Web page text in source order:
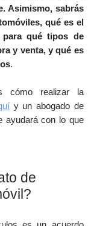
Asimismo, sabrás
qué es el
para qué tipos de
y venta, y qué es
.
cómo realizar la
y un abogado de
ayudará con lo que
de